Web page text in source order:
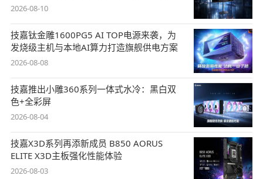
2026-08-10
技嘉钛金雕1600PG5 AI TOP电源来袭，为
发烧级主机与本地AI算力打造旗舰供电方案
2026-08-08
技嘉推出小雕360系列一体式水冷：黑白双
色+全彩屏
2026-08-04
技嘉X3D系列再添新成员 B850 AORUS
ELITE X3D主板强化性能体验
2026-08-03